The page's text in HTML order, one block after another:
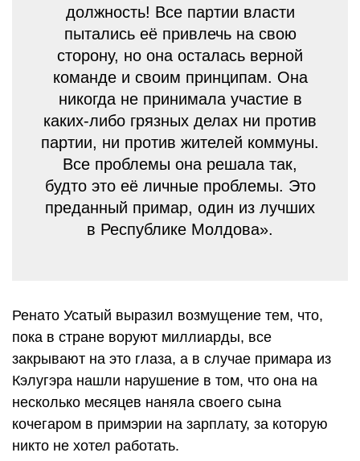
должность! Все партии власти
пытались её привлечь на свою
сторону, но она осталась верной
команде и своим принципам. Она
никогда не принимала участие в
каких-либо грязных делах ни против
партии, ни против жителей коммуны.
Все проблемы она решала так,
будто это её личные проблемы. Это
преданный примар, один из лучших
в Республике Молдова».
Ренато Усатый выразил возмущение тем, что,
пока в стране воруют миллиарды, все
закрывают на это глаза, а в случае примара из
Кэлугэра нашли нарушение в том, что она на
несколько месяцев наняла своего сына
кочегаром в примэрии на зарплату, за которую
никто не хотел работать.